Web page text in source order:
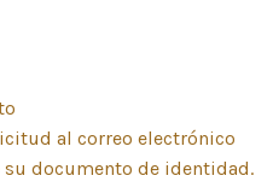
al correo electrónico
documento de identidad.